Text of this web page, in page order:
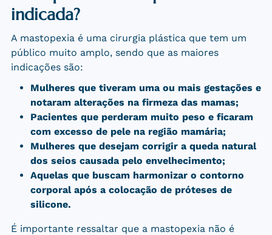
indicada?
A mastopexia é uma cirurgia plástica que tem um
público muito amplo, sendo que as maiores
indicações são:
Mulheres que tiveram uma ou mais gestações e
notaram alterações na firmeza das mamas;
Pacientes que perderam muito peso e ficaram
com excesso de pele na região mamária;
Mulheres que desejam corrigir a queda natural
dos seios causada pelo envelhecimento;
Aquelas que buscam harmonizar o contorno
corporal após a colocação de próteses de
silicone.
É importante ressaltar que a mastopexia não é